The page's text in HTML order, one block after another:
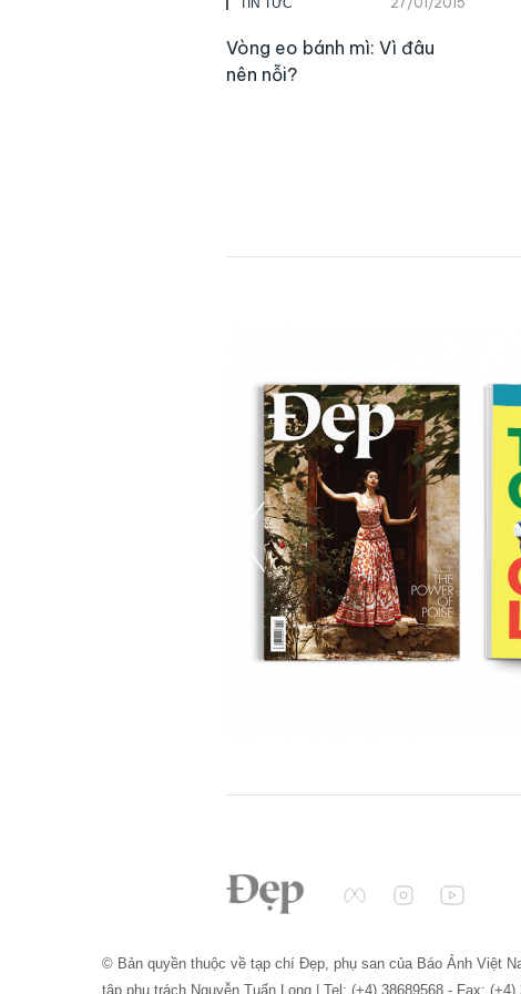
Vòng eo bánh mì: Vì đâu
nên nỗi?
© Bản quyền thuộc về tạp chí Đẹp, phụ san của Báo Ảnh Việt
tập phụ trách Nguyễn Tuấn Long | Tel: (+4) 38689568 - Fax: